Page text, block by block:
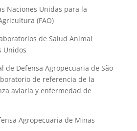
Naciones Unidas para la
(FAO)
de Salud Animal
Unidos
de Defensa Agropecuaria de São
de referencia de la
aviaria y enfermedad de
Agropecuaria de Minas